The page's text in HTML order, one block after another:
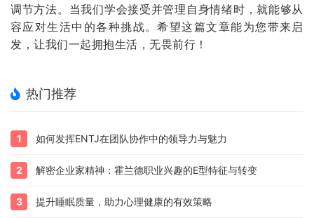
调节方法。当我们学会接受并管理自身情绪时，就能够从
容应对生活中的各种挑战。希望这篇文章能为您带来启
发，让我们一起拥抱生活，无畏前行！
热门推荐
1 如何发挥ENTJ在团队协作中的领导力与魅力
2 解密企业家精神：霍兰德职业兴趣的E型特征与转变
3 提升睡眠质量，助力心理健康的有效策略